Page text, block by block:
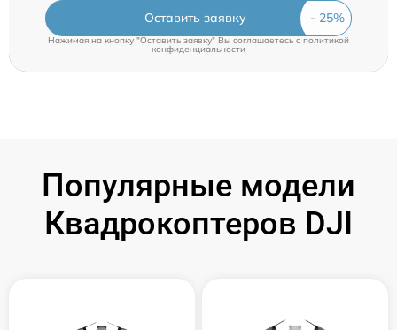
Оставить заявку
Нажимая на кнопку "Оставить заявку" Вы соглашаетесь c политикой
конфиденциальности
Популярные модели
Квадрокоптеров DJI